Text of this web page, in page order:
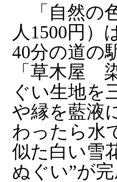
「自然の
人1500円）
40分の道の
「草木屋
ぐい生地を
や縁を藍液
わったら水
似た白い雪
ぬぐい”が完